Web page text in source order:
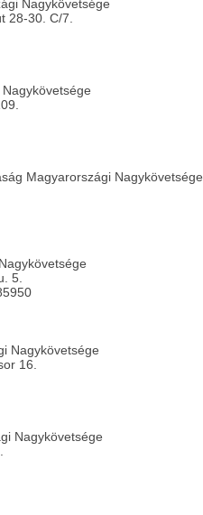
Nagykövetsége
28-30. C/7.
Magyarországi Nagykövetsége
5.
Nagykövetsége
16.
Nagykövetsége